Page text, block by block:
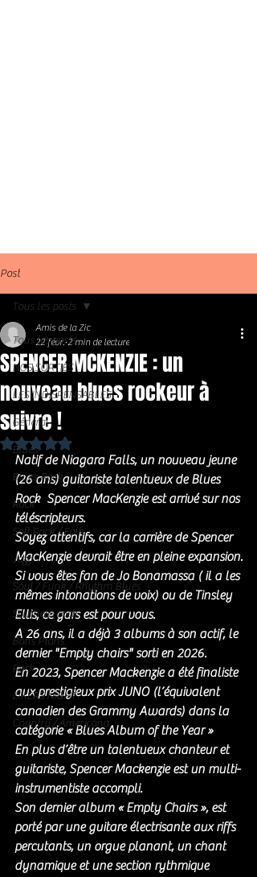
Post
Tous les posts
NOS SORTIES
LES INDISPENSABLES
Général
Blues
Blues Rock
Rock
Soft Rock / Folk
Jazz
Soul / Funk / Rhythm Blues
Southern rock
Bons Plans
Rock
ZIKERS NIGHT
Country / Americana
Tous les posts
SPENCER MCKENZIE : un
nouveau blues rockeur à
suivre !
Amis de la Zic
22 févr. 2 min de lecture
Noté NaN étoiles sur 5.
Natif de Niagara Falls, un nouveau jeune
(26 ans) guitariste talentueux de Blues
Rock  Spencer MacKenzie est arrivé sur nos
téléscripteurs.
Soyez attentifs, car la carrière de Spencer
MacKenzie devrait être en pleine expansion.
Si vous êtes fan de Jo Bonamassa ( il a les
mêmes intonations de voix) ou de Tinsley
Ellis, ce gars est pour vous.
A 26 ans, il a déjà 3 albums à son actif, le
dernier "Empty chairs" sorti en 2026.
En 2023, Spencer Mackenzie a été finaliste
aux prestigieux prix JUNO (l’équivalent
canadien des Grammy Awards) dans la
catégorie « Blues Album of the Year »
En plus d’être un talentueux chanteur et
guitariste, Spencer Mackenzie est un multi-
instrumentiste accompli.
Son dernier album « Empty Chairs », est
porté par une guitare électrisante aux riffs
percutants, un orgue planant, un chant
dynamique et une section rythmique